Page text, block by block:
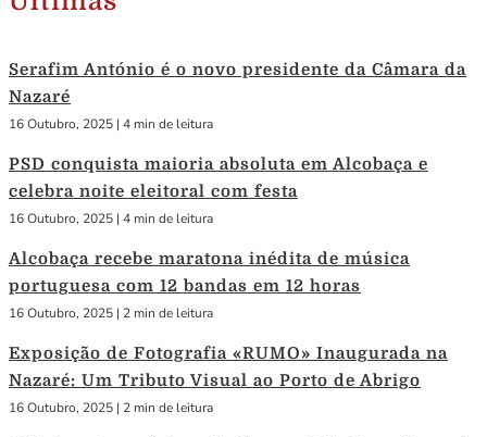
Serafim António é o novo presidente da Câmara da
Nazaré
16 Outubro, 2025 | 4 min de leitura
PSD conquista maioria absoluta em Alcobaça e
celebra noite eleitoral com festa
16 Outubro, 2025 | 4 min de leitura
Alcobaça recebe maratona inédita de música
portuguesa com 12 bandas em 12 horas
16 Outubro, 2025 | 2 min de leitura
Exposição de Fotografia «RUMO» Inaugurada na
Nazaré: Um Tributo Visual ao Porto de Abrigo
16 Outubro, 2025 | 2 min de leitura